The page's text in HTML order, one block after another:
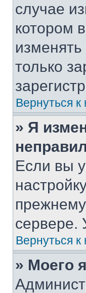
случае
котором
только
Вернуться к
» Я
Если вы
сервере.
Вернуться к
» Моего